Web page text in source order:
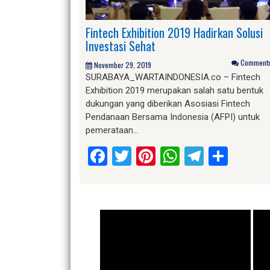
Fintech Exhibition 2019 Hadirkan Solusi
Investasi Sehat
November 29, 2019
SURABAYA_WARTAINDONESIA.co – Fintech
Exhibition 2019 merupakan salah satu bentuk
dukungan yang diberikan Asosiasi Fintech
Pendanaan Bersama Indonesia (AFPI) untuk
pemerataan…
Facebook
Twitter
Pinterest
WhatsApp
Telegram